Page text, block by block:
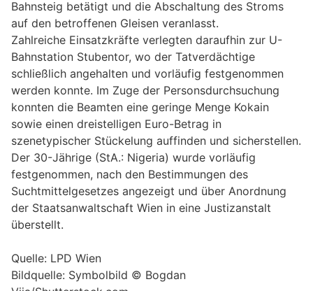
Bahnsteig betätigt und die Abschaltung des Stroms
auf den betroffenen Gleisen veranlasst.
Zahlreiche Einsatzkräfte verlegten daraufhin zur U-
Bahnstation Stubentor, wo der Tatverdächtige
schließlich angehalten und vorläufig festgenommen
werden konnte. Im Zuge der Personsdurchsuchung
konnten die Beamten eine geringe Menge Kokain
sowie einen dreistelligen Euro-Betrag in
szenetypischer Stückelung auffinden und sicherstellen.
Der 30-Jährige (StA.: Nigeria) wurde vorläufig
festgenommen, nach den Bestimmungen des
Suchtmittelgesetzes angezeigt und über Anordnung
der Staatsanwaltschaft Wien in eine Justizanstalt
überstellt.
Quelle: LPD Wien
Bildquelle: Symbolbild © Bogdan